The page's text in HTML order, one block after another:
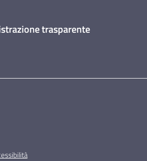
trasparente